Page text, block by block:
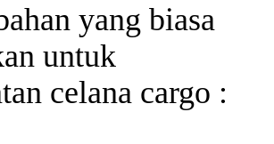
yang biasa
untuk
celana cargo :